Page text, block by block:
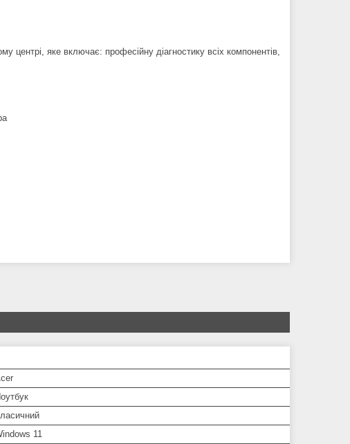
яке включає: професійну діагностику всіх компонентів,
11